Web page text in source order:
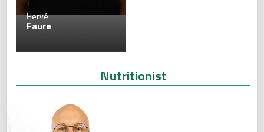
Hervé
Faure
Nutritionist